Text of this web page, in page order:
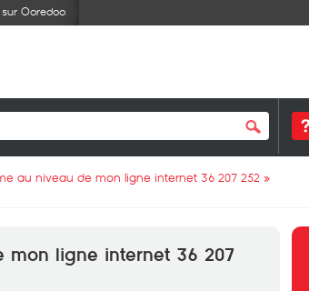
Ooredoo
au niveau de mon ligne internet 36 207 252 »
ligne internet 36 207